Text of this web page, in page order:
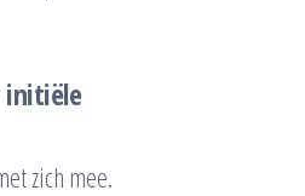
initiële
zich mee.